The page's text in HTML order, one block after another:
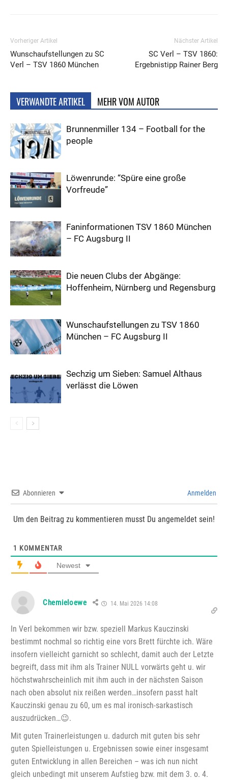
Vorheriger Artikel
Wunschaufstellungen zu SC
Verl – TSV 1860 München
Nächster Artikel
SC Verl – TSV 1860:
Ergebnistipp Rainer Berg
VERWANDTE ARTIKEL MEHR VOM AUTOR
Brunnenmiller 134 – Football for the
people
Löwenrunde: “Spüre eine große
Vorfreude”
Faninformationen TSV 1860 München
– FC Augsburg II
Die neuen Clubs der Abgänge:
Hoffenheim, Nürnberg und Regensburg
Wunschaufstellungen zu TSV 1860
München – FC Augsburg II
Sechzig um Sieben: Samuel Althaus
verlässt die Löwen
Abonnieren Anmelden
Um den Beitrag zu kommentieren musst Du angemeldet sein!
1 KOMMENTAR
Newest
Chemieloewe 14. Mai 2026 14:08
In Verl bekommen wir bzw. speziell Markus Kauczinski
bestimmt nochmal so richtig eine vors Brett fürchte ich. Wäre
insofern vielleicht garnicht so schlecht, damit auch der Letzte
begreift, dass mit ihm als Trainer NULL vorwärts geht u. wir
höchstwahrscheinlich mit ihm auch in der nächsten Saison
nach oben absolut nix reißen werden…insofern passt halt
Kauczinski genau zu 60, um es mal ironisch-sarkastisch
auszudrücken…😉.
Mit guten Trainerleistungen u. dadurch mit guten bis sehr
guten Spielleistungen u. Ergebnissen sowie einer insgesamt
guten Entwicklung in allen Bereichen – was ich nun nicht
gleich unbedingt mit unserem Aufstieg bzw. mit dem 3. o. 4.